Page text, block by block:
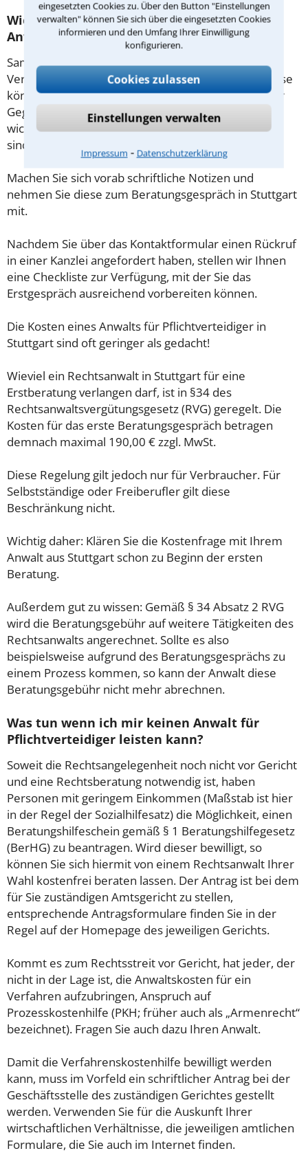
eingesetzten Cookies zu. Über den Button "Einstellungen
verwalten" können Sie sich über die eingesetzten Cookies
informieren und den Umfang Ihrer Einwilligung
konfigurieren.
Cookies zulassen
Einstellungen verwalten
Impressum ⁃ Datenschutzerklärung
Wie sollten sie Sich auf den Termin beim
Anwalt vorbereiten?
Sammeln Sie im Vorfeld alle Unterlagen wie z.B.
Verträge oder Briefe sowie die Briefumschläge. Diese
könnten mitunter Aufschluss darüber geben, ob der
Gegner Fristen beachtet hat. Gibt es Zeugen oder
wichtige Adressen, die für den Fall von Bedeutung
sind?
Machen Sie sich vorab schriftliche Notizen und
nehmen Sie diese zum Beratungsgespräch in Stuttgart
mit.
Nachdem Sie über das Kontaktformular einen Rückruf
in einer Kanzlei angefordert haben, stellen wir Ihnen
eine Checkliste zur Verfügung, mit der Sie das
Erstgespräch ausreichend vorbereiten können.
Die Kosten eines Anwalts für Pflichtverteidiger in
Stuttgart sind oft geringer als gedacht!
Wieviel ein Rechtsanwalt in Stuttgart für eine
Erstberatung verlangen darf, ist in §34 des
Rechtsanwaltsvergütungsgesetz (RVG) geregelt. Die
Kosten für das erste Beratungsgespräch betragen
demnach maximal 190,00 € zzgl. MwSt.
Diese Regelung gilt jedoch nur für Verbraucher. Für
Selbstständige oder Freiberufler gilt diese
Beschränkung nicht.
Wichtig daher: Klären Sie die Kostenfrage mit Ihrem
Anwalt aus Stuttgart schon zu Beginn der ersten
Beratung.
Außerdem gut zu wissen: Gemäß § 34 Absatz 2 RVG
wird die Beratungsgebühr auf weitere Tätigkeiten des
Rechtsanwalts angerechnet. Sollte es also
beispielsweise aufgrund des Beratungsgesprächs zu
einem Prozess kommen, so kann der Anwalt diese
Beratungsgebühr nicht mehr abrechnen.
Was tun wenn ich mir keinen Anwalt für
Pflichtverteidiger leisten kann?
Soweit die Rechtsangelegenheit noch nicht vor Gericht
und eine Rechtsberatung notwendig ist, haben
Personen mit geringem Einkommen (Maßstab ist hier
in der Regel der Sozialhilfesatz) die Möglichkeit, einen
Beratungshilfeschein gemäß § 1 Beratungshilfegesetz
(BerHG) zu beantragen. Wird dieser bewilligt, so
können Sie sich hiermit von einem Rechtsanwalt Ihrer
Wahl kostenfrei beraten lassen. Der Antrag ist bei dem
für Sie zuständigen Amtsgericht zu stellen,
entsprechende Antragsformulare finden Sie in der
Regel auf der Homepage des jeweiligen Gerichts.
Kommt es zum Rechtsstreit vor Gericht, hat jeder, der
nicht in der Lage ist, die Anwaltskosten für ein
Verfahren aufzubringen, Anspruch auf
Prozesskostenhilfe (PKH; früher auch als „Armenrecht“
bezeichnet). Fragen Sie auch dazu Ihren Anwalt.
Damit die Verfahrenskostenhilfe bewilligt werden
kann, muss im Vorfeld ein schriftlicher Antrag bei der
Geschäftsstelle des zuständigen Gerichtes gestellt
werden. Verwenden Sie für die Auskunft Ihrer
wirtschaftlichen Verhältnisse, die jeweiligen amtlichen
Formulare, die Sie auch im Internet finden.